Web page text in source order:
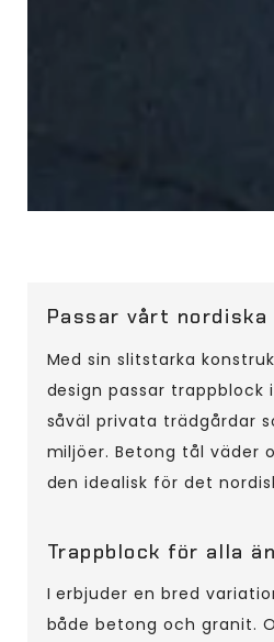
Passar vårt nordiska
Med sin slitstarka
design passar
såväl privata trädgårdar
miljöer. Betong tål väder
den idealisk för det
Trappblock för alla
I erbjuder en bred
både betong och granit.